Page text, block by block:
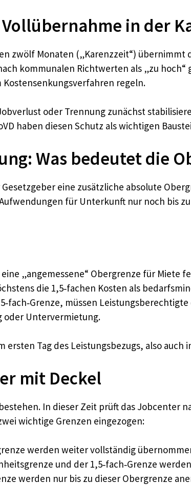
in der
zwölf Monaten („Karenzzeit“)
kommunalen Richtwerten als „zu hoch“
Kostensenkungsverfahren regeln.
oder Trennung zunächst
haben diesen Schutz als wichtigen
Was bedeutet die
eine zusätzliche absolute
Aufwendungen für Unterkunft nur noch bis
„angemessene“ Obergrenze für Miete
die 1,5‑fachen Kosten als
müssen
oder Untervermietung.
ersten Tag des Leistungsbezugs, also auch
mit Deckel
In dieser Zeit prüft das Jobcenter
wichtige Grenzen eingezogen:
werden weiter vollständig
und der 1,5‑fach‑Grenze
werden nur bis zu dieser Obergrenze